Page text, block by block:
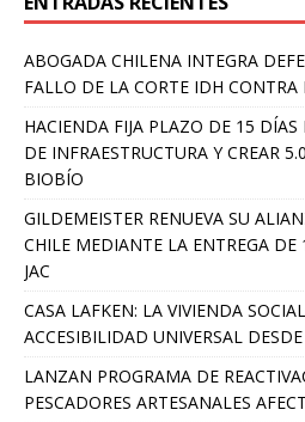
ABOGADA CHILENA INTEGRA
FALLO DE LA CORTE IDH CONTRA
HACIENDA FIJA PLAZO DE 15 DÍAS
DE INFRAESTRUCTURA Y CREAR
BIOBÍO
GILDEMEISTER RENUEVA SU
CHILE MEDIANTE LA ENTREGA DE
JAC
CASA LAFKEN: LA VIVIENDA
ACCESIBILIDAD UNIVERSAL
LANZAN PROGRAMA DE
PESCADORES ARTESANALES